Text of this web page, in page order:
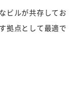
ビルが共存してお
拠点として最適で